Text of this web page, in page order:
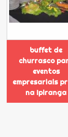
buffet de
churrasco
eventos
empresariais
na Ipiranga